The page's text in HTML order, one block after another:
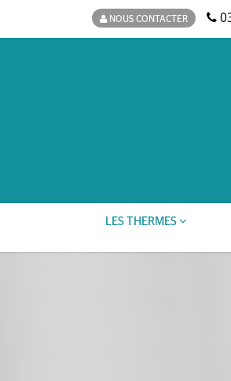
NOUS CONTACTER
LES THERMES